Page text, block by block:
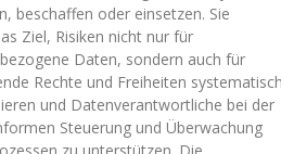
beschaffen oder einsetzen. Sie
Ziel, Risiken nicht nur für
Daten, sondern auch für
Rechte und Freiheiten
und Datenverantwortliche bei der
Steuerung und Überwachung